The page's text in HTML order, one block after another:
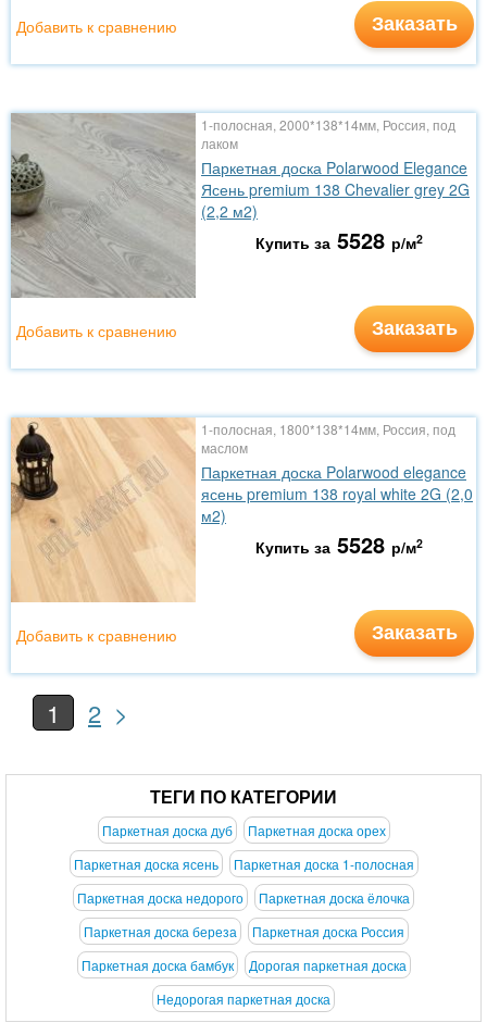
Заказать
Добавить к сравнению
1-полосная, 2000*138*14мм, Россия, под
лаком
Паркетная доска Polarwood Elegance
Ясень premium 138 Chevalier grey 2G
(2,2 м2)
Купить за 5528 р/м2
Заказать
Добавить к сравнению
1-полосная, 1800*138*14мм, Россия, под
маслом
Паркетная доска Polarwood elegance
ясень premium 138 royal white 2G (2,0
м2)
Купить за 5528 р/м2
Заказать
Добавить к сравнению
1 2 >
ТЕГИ ПО КАТЕГОРИИ
Паркетная доска дуб
Паркетная доска орех
Паркетная доска ясень
Паркетная доска 1-полосная
Паркетная доска недорого
Паркетная доска ёлочка
Паркетная доска береза
Паркетная доска Россия
Паркетная доска бамбук
Дорогая паркетная доска
Недорогая паркетная доска